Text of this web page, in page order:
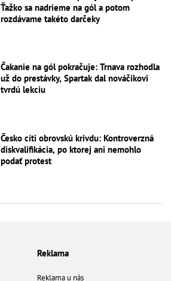
Ťažko sa nadrieme na gól a potom
rozdávame takéto darčeky
Čakanie na gól pokračuje: Trnava rozhodla
už do prestávky, Spartak dal nováčikovi
tvrdú lekciu
Česko cíti obrovskú krivdu: Kontroverzná
diskvalifikácia, po ktorej ani nemohlo
podať protest
Reklama
Reklama u nás